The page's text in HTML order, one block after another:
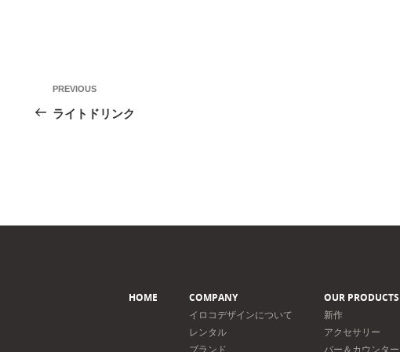
投
稿
シ
Previous
Post
PREVIOUS
ライトドリンク
HOME
COMPANY
イロコデザインについて
レンタル
OUR PRODUCTS
新作
アクセサリー